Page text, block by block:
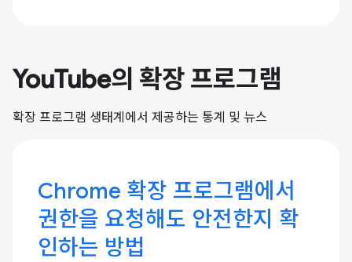
YouTube의 확장 프로그램
확장 프로그램 생태계에서 제공하는 통계 및 뉴스
Chrome 확장 프로그램에서
권한을 요청해도 안전한지 확
인하는 방법